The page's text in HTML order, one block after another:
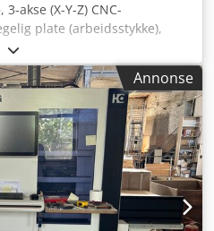
, 3-akse (X-Y-Z) CNC-
plate (arbeidsstykke),
plate (arbeidsstykke)
POWERCONTROL +
woodWOP Sikkerhetskabinett
for arbeidsstykkets
Arbeidsstykke-drift med
dimensjoner (X-Y-Z)
dimensjoner (X-Y-Z)
effekt (kW): ca. 11,5
(Effekt (kW) 2,3) med
vertikale
Annonse